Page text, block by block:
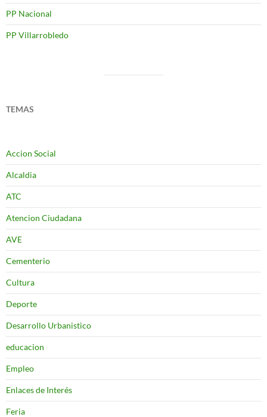
PP Nacional
PP Villarrobledo
TEMAS
Accion Social
Alcaldia
ATC
Atencion Ciudadana
AVE
Cementerio
Cultura
Deporte
Desarrollo Urbanistico
educacion
Empleo
Enlaces de Interés
Feria